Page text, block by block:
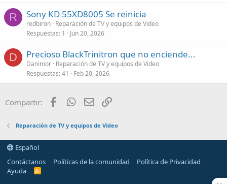
R Sony KD 55XD8005 Se reinicia
redbiron Reparación de TV y equipos de Video
Respuestas 1 Jun 20, 2026
D Precioso BlackTrinitron que no enciende...
Danimor Reparación de TV y equipos de Video
Respuestas 41 Feb 20, 2026
Compartir: FacebookWhatsApp
Email
Reparación de TV y equipos de Video
Español
Contáctanos
Políticas de la comunidad
Política de Privacidad
Ayuda
R